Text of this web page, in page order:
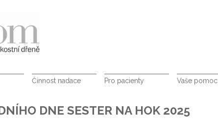
Činnost nadace Pro pacienty Vaše pomoc
DNE SESTER NA HOK 2025